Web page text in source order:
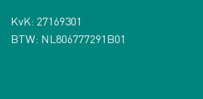
KvK: 27169301
BTW: NL806777291B01